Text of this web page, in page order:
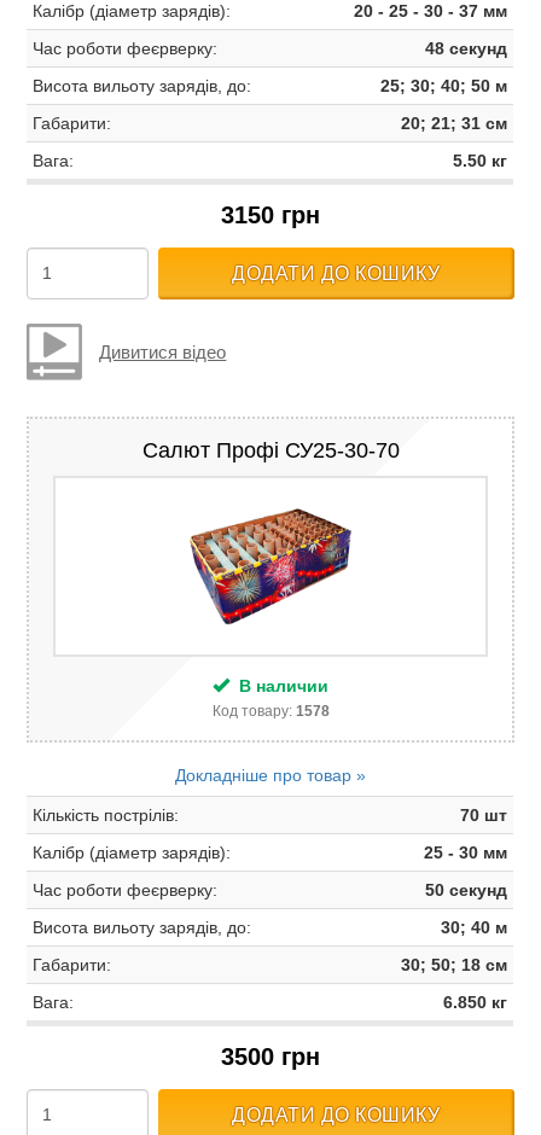
Калібр (діаметр зарядів):
20 - 25 - 30 - 37 мм
Час роботи феєрверку:
48 секунд
Висота вильоту зарядів, до:
25; 30; 40; 50 м
Габарити:
20; 21; 31 см
Вага:
5.50 кг
3150 грн
ДОДАТИ ДО КОШИКУ
Дивитися відео
Салют Профі СУ25-30-70
В наличии
Код товару: 1578
Докладніше про товар »
Кількість пострілів:
70 шт
Калібр (діаметр зарядів):
25 - 30 мм
Час роботи феєрверку:
50 секунд
Висота вильоту зарядів, до:
30; 40 м
Габарити:
30; 50; 18 см
Вага:
6.850 кг
3500 грн
ДОДАТИ ДО КОШИКУ